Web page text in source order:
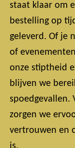
staat klaar om
bestelling op
geleverd. Of je
of
onze stiptheid
blijven we
spoedgevallen.
zorgen we
vertrouwen en